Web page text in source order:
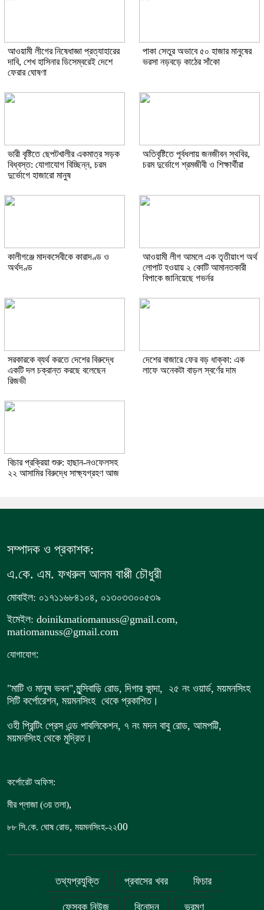
আওয়ামী লীগের নিষেধাজ্ঞা প্রত্যাহারের
দাবি, শেখ হাসিনার ডিসেম্বরেই দেশে
ফেরার ঘোষণা
পাকা সেতুর অভাবে ৫০ হাজার মানুষের
ভরসা নড়বড়ে কাঠের সাঁকো
ভারী বৃষ্টিতে ছেপটখালীর একমাত্র সড়ক
বিধ্বস্ত: যোগাযোগ বিচ্ছিন্ন, চরম
দুর্ভোগে হাজারো মানুষ
অতিবৃষ্টিতে পূর্বধলায় জনজীবন স্থবির,
চরম দুর্ভোগে শ্রমজীবী ও শিক্ষার্থীরা
কালীগঞ্জে মাদকসেবীকে কারাদণ্ড ও
অর্থদণ্ড
আওয়ামী লীগ আমলে এক তৃতীয়াংশ অর্থ
লোপাট হওয়ায় ২ কোটি আমানতকারী
বিপাকে জানিয়েছে গভর্নর
সরকারকে ব্যর্থ করতে দেশের বিরুদ্ধে
একটি দল চক্রান্ত করছে বলেছেন
রিজভী
দেশের বাজারে ফের বড় ধাক্কা: এক
লাফে অনেকটা বাড়ল স্বর্ণের দাম
বিচার প্রক্রিয়া শুরু: হাছান-নওফেলসহ
২২ আসামির বিরুদ্ধে সাক্ষ্যগ্রহণ আজ
সম্পাদক ও প্রকাশক:
এ.কে. এম. ফখরুল আলম বাপ্পী চৌধুরী
মোবাইল: ০১৭১১৬৮৪১০৪, ০১৩০৩৩০০৫৩৯
ইমেইল: doinikmatiomanuss@gmail.com,
matiomanuss@gmail.com
যোগাযোগ:
"মাটি ও মানুষ ভবন",মুন্সিবাড়ি রোড, দিগার কান্দা, ২৫ নং ওয়ার্ড, ময়মনসিংহ
সিটি কর্পোরেশন, ময়মনসিংহ থেকে প্রকাশিত।
ওহী প্রিন্টিং প্রেস এন্ড পাবলিকেশন, ৭ নং মদন বাবু রোড, আমপট্টি,
ময়মনসিংহ থেকে মুদ্রিত।
কর্পোরেট অফিস:
মীর প্লাজা (৩য় তলা),
৮৮ সি.কে. ঘোষ রোড, ময়মনসিংহ-২২00
তথ্যপ্রযুক্তি প্রবাসের খবর ফিচার
ফেসবুক নিউজ বিনোদন ভ্রমণ